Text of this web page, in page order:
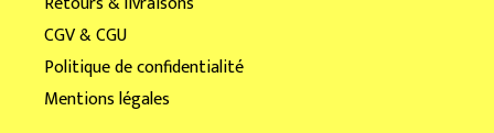
CGV & CGU
Politique de confidentialité
Mentions légales